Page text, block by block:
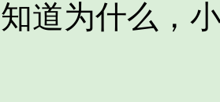
为什么，小